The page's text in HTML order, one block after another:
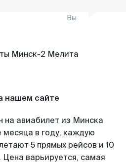
Вы
нашем сайте
на авиабилет из Минска
месяца в году, каждую
5 прямых рейсов и 10
варьируется, самая